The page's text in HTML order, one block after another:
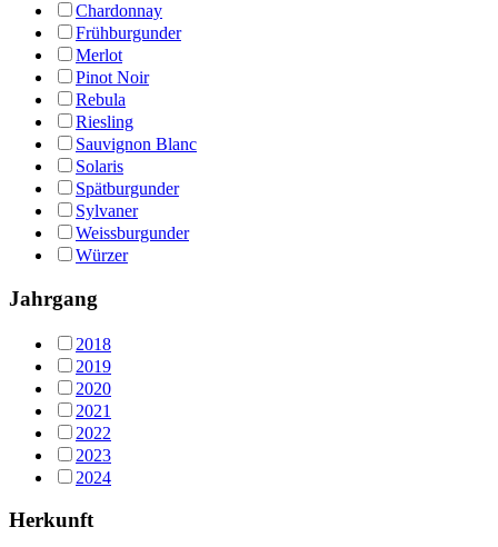
Chardonnay
Frühburgunder
Merlot
Pinot Noir
Rebula
Riesling
Sauvignon Blanc
Solaris
Spätburgunder
Sylvaner
Weissburgunder
Würzer
Jahrgang
2018
2019
2020
2021
2022
2023
2024
Herkunft